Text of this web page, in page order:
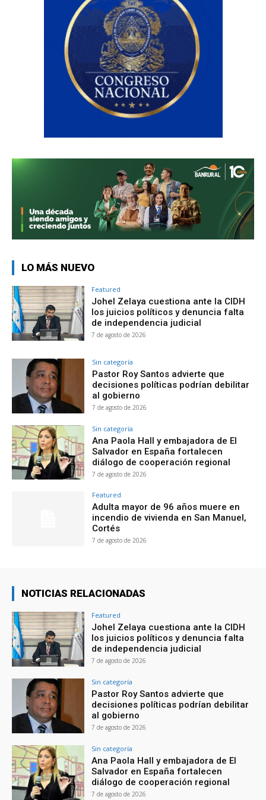
LO MÁS NUEVO
Featured
Johel Zelaya cuestiona ante la CIDH
los juicios políticos y denuncia falta
de independencia judicial
7 de agosto de 2026
Sin categoría
Pastor Roy Santos advierte que
decisiones políticas podrían debilitar
al gobierno
7 de agosto de 2026
Sin categoría
Ana Paola Hall y embajadora de El
Salvador en España fortalecen
diálogo de cooperación regional
7 de agosto de 2026
Featured
Adulta mayor de 96 años muere en
incendio de vivienda en San Manuel,
Cortés
7 de agosto de 2026
NOTICIAS RELACIONADAS
Featured
Johel Zelaya cuestiona ante la CIDH
los juicios políticos y denuncia falta
de independencia judicial
7 de agosto de 2026
Sin categoría
Pastor Roy Santos advierte que
decisiones políticas podrían debilitar
al gobierno
7 de agosto de 2026
Sin categoría
Ana Paola Hall y embajadora de El
Salvador en España fortalecen
diálogo de cooperación regional
7 de agosto de 2026